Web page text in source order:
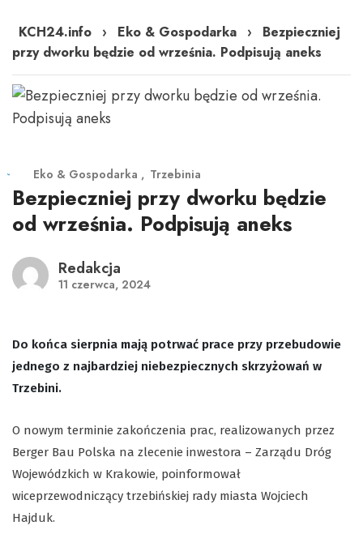
KCH24.info › Eko & Gospodarka ›
Bezpieczniej
przy dworku będzie od września. Podpisują aneks
Eko & Gospodarka Trzebinia
Bezpieczniej przy dworku będzie
od września. Podpisują aneks
Redakcja
11 czerwca, 2024
Do końca sierpnia mają potrwać prace przy przebudowie
jednego z najbardziej niebezpiecznych skrzyżowań w
Trzebini.
O nowym terminie zakończenia prac, realizowanych przez
Berger Bau Polska na zlecenie inwestora – Zarządu Dróg
Wojewódzkich w Krakowie, poinformował
wiceprzewodniczący trzebińskiej rady miasta Wojciech
Hajduk.